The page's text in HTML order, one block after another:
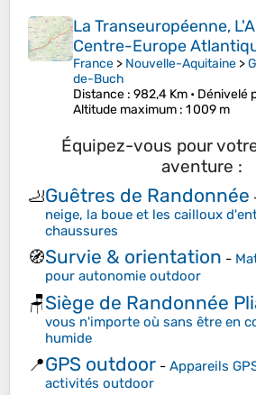
La Transeuropéenne,
Centre-Europe
France > Nouvelle-Aquitaine >
de-Buch
Distance : 982,4 Km • Dénivelé
Altitude maximum : 1 009 m
Équipez-vous pour
aventure :
🦶Guêtres de Randonnée
neige, la boue et les cailloux
chaussures
🧭Survie & orientation -
pour autonomie outdoor
🪑Siège de Randonnée
vous n'importe où sans être en
humide
📍GPS outdoor - Appareils
activités outdoor